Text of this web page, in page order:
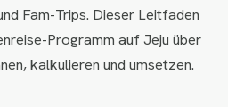
Fam-Trips. Dieser Leitfaden
Programm auf Jeju über
kalkulieren und umsetzen.